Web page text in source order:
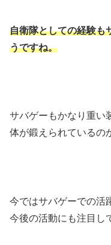
自衛隊としての経験も
うですね。
サバゲーもかなり重い
体が鍛えられているの
今ではサバゲーでの活
今後の活動にも注目し